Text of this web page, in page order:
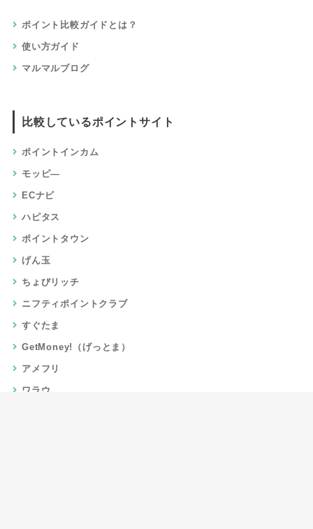
ポイント比較ガイドとは？
使い方ガイド
マルマルブログ
比較しているポイントサイト
ポイントインカム
モッピ―
ECナビ
ハピタス
ポイントタウン
げん玉
ちょびリッチ
ニフティポイントクラブ
すぐたま
GetMoney!（げっとま）
アメフリ
ワラウ